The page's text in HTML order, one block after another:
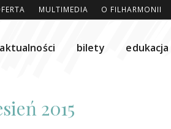
MULTIMEDIA O FILHARMONII
aktualności bilety edukacja
2015